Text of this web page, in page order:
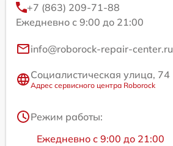
+7 (863) 209-71-88
Ежедневно с 9:00 до 21:00
info@roborock-repair-center.ru
Социалистическая улица, 74
Адрес сервисного центра Roborock
Режим работы:
Ежедневно с 9:00 до 21:00